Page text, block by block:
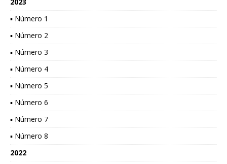
▪ Número 1
▪ Número 2
▪ Número 3
▪ Número 4
▪ Número 5
▪ Número 6
▪ Número 7
▪ Número 8
2022